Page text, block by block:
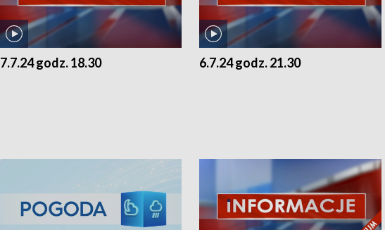
7.7.24 godz. 18.30 6.7.24 godz. 21.30